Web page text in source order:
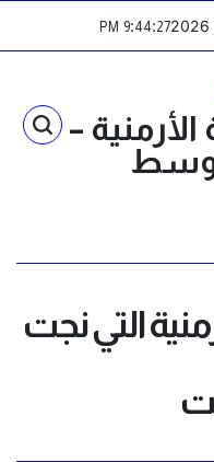
9:44:27
PM
–
التي نجت